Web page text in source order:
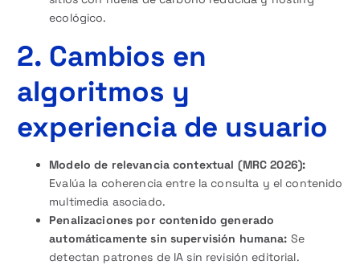
ecológico.
2. Cambios en
algoritmos y
experiencia de usuario
Modelo de relevancia contextual (MRC 2026):
Evalúa la coherencia entre la consulta y el contenido
multimedia asociado.
Penalizaciones por contenido generado
automáticamente sin supervisión humana: Se
detectan patrones de IA sin revisión editorial.